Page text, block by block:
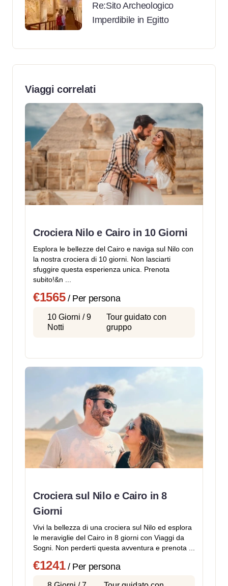
Re:Sito Archeologico
Imperdibile in Egitto
Viaggi correlati
Crociera Nilo e Cairo in 10 Giorni
Esplora le bellezze del Cairo e naviga sul Nilo con
la nostra crociera di 10 giorni. Non lasciarti
sfuggire questa esperienza unica. Prenota
subito!&n ...
€1565/ Per persona
10 Giorni / 9
Notti
Tour guidato con
gruppo
Crociera sul Nilo e Cairo in 8
Giorni
Vivi la bellezza di una crociera sul Nilo ed esplora
le meraviglie del Cairo in 8 giorni con Viaggi da
Sogni. Non perderti questa avventura e prenota ...
€1241/ Per persona